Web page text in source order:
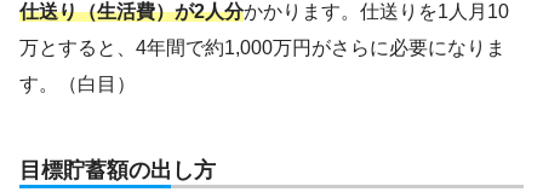
仕送り（生活費）が2人分かかります。仕送りを1人月10
万とすると、4年間で約1,000万円がさらに必要になりま
す。（白目）
目標貯蓄額の出し方